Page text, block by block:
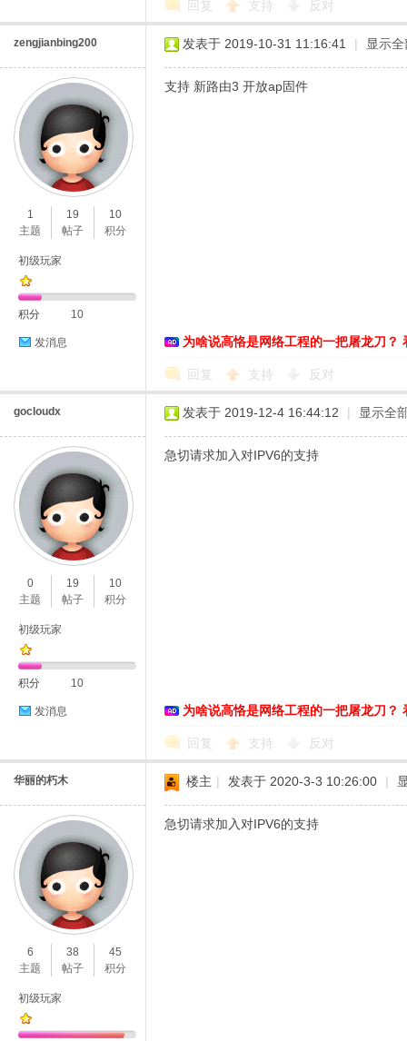
回复 支持 反对
zengjianbing200
1
主题
19
帖子
10
积分
初级玩家
积分 10
发消息
发表于 2019-10-31 11:16:41 | 显示
支持 新路由3 开放ap固件
为啥说高恪是网络工程的一把屠龙刀？
回复 支持 反对
gocloudx
0
主题
19
帖子
10
积分
初级玩家
积分 10
发消息
发表于 2019-12-4 16:44:12 | 显示全
急切请求加入对IPV6的支持
为啥说高恪是网络工程的一把屠龙刀？
回复 支持 反对
华丽的朽木
6
主题
38
帖子
45
积分
初级玩家
楼主 | 发表于 2020-3-3 10:26:00 |
急切请求加入对IPV6的支持